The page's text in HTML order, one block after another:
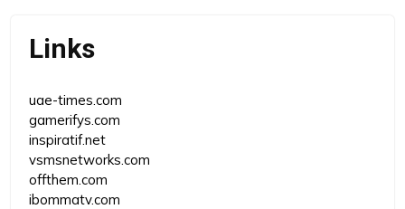
Links
uae-times.com
gamerifys.com
inspiratif.net
vsmsnetworks.com
offthem.com
ibommatv.com